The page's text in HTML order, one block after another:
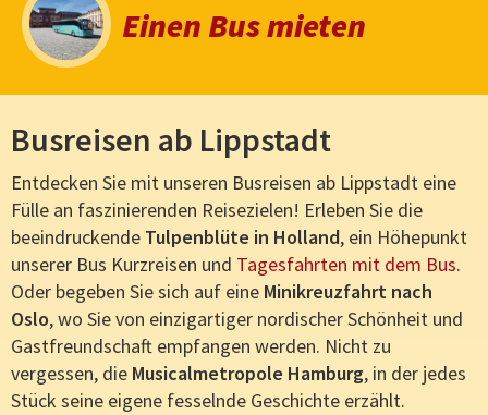
Einen Bus mieten
Busreisen ab Lippstadt
Entdecken Sie mit unseren Busreisen ab Lippstadt eine
Fülle an faszinierenden Reisezielen! Erleben Sie die
beeindruckende Tulpenblüte in Holland, ein Höhepunkt
unserer Bus Kurzreisen und Tagesfahrten mit dem Bus.
Oder begeben Sie sich auf eine Minikreuzfahrt nach
Oslo, wo Sie von einzigartiger nordischer Schönheit und
Gastfreundschaft empfangen werden. Nicht zu
vergessen, die Musicalmetropole Hamburg, in der jedes
Stück seine eigene fesselnde Geschichte erzählt.